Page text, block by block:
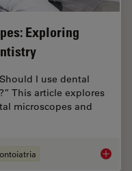
Exploring
I use dental
This article explores
microscopes and
Dental